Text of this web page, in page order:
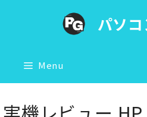
ツ
へ
パソ
Menu